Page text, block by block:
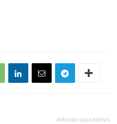
Articolo successivo